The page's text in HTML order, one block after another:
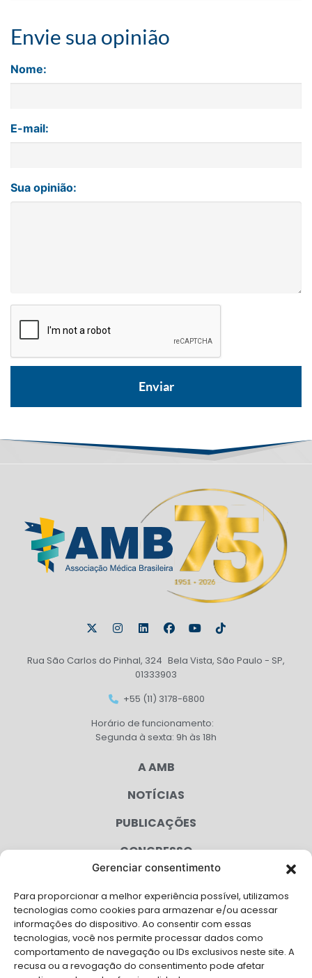
Gerenciar consentimento
Para proporcionar a melhor experiência possível, utilizamos
tecnologias como cookies para armazenar e/ou acessar
informações do dispositivo. Ao consentir com essas
tecnologias, você nos permite processar dados como
comportamento de navegação ou IDs exclusivos neste site. A
recusa ou a revogação do consentimento pode afetar
Envie sua opinião
Nome:
E-mail:
Sua opinião:
Rua São Carlos do Pinhal, 324 Bela Vista, São Paulo - SP,
01333903
+55 (11) 3178-6800
Horário de funcionamento:
Segunda à sexta: 9h às 18h
A AMB
NOTÍCIAS
PUBLICAÇÕES
CONGRESSO
CAMPANHAS
SERVIÇOS
FILIADAS